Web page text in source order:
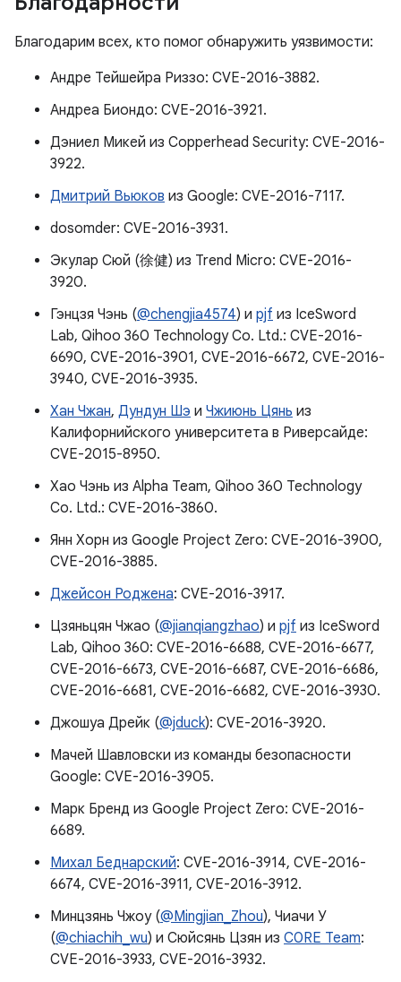
Благодарим всех, кто помог обнаружить уязвимости:
Андре Тейшейра Риззо: CVE-2016-3882.
Андреа Биондо: CVE-2016-3921.
Дэниел Микей из Copperhead Security: CVE-2016-
3922.
Дмитрий Вьюков из Google: CVE-2016-7117.
dosomder: CVE-2016-3931.
Экулар Сюй (徐健) из Trend Micro: CVE-2016-
3920.
Гэнцзя Чэнь (@chengjia4574) и pjf из IceSword
Lab, Qihoo 360 Technology Co. Ltd.: CVE-2016-
6690, CVE-2016-3901, CVE-2016-6672, CVE-2016-
3940, CVE-2016-3935.
Хан Чжан, Дундун Шэ и Чжиюнь Цянь из
Калифорнийского университета в Риверсайде:
CVE-2015-8950.
Хао Чэнь из Alpha Team, Qihoo 360 Technology
Co. Ltd.: CVE-2016-3860.
Янн Хорн из Google Project Zero: CVE-2016-3900,
CVE-2016-3885.
Джейсон Роджена: CVE-2016-3917.
Цзяньцян Чжао (@jianqiangzhao) и pjf из IceSword
Lab, Qihoo 360: CVE-2016-6688, CVE-2016-6677,
CVE-2016-6673, CVE-2016-6687, CVE-2016-6686,
CVE-2016-6681, CVE-2016-6682, CVE-2016-3930.
Джошуа Дрейк (@jduck): CVE-2016-3920.
Мачей Шавловски из команды безопасности
Google: CVE-2016-3905.
Марк Бренд из Google Project Zero: CVE-2016-
6689.
Михал Беднарский: CVE-2016-3914, CVE-2016-
6674, CVE-2016-3911, CVE-2016-3912.
Минцзянь Чжоу (@Mingjian_Zhou), Чиачи У
(@chiachih_wu) и Сюйсянь Цзян из C0RE Team:
CVE-2016-3933, CVE-2016-3932.